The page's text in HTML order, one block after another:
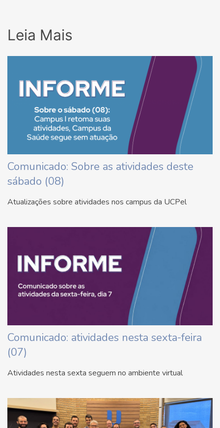
Leia Mais
Comunicado: Sobre as atividades deste
sábado (08)
Atualizações sobre atividades nos campus da UCPel
Comunicado: atividades nesta sexta-feira
(07)
Atividades nesta sexta seguem no ambiente virtual